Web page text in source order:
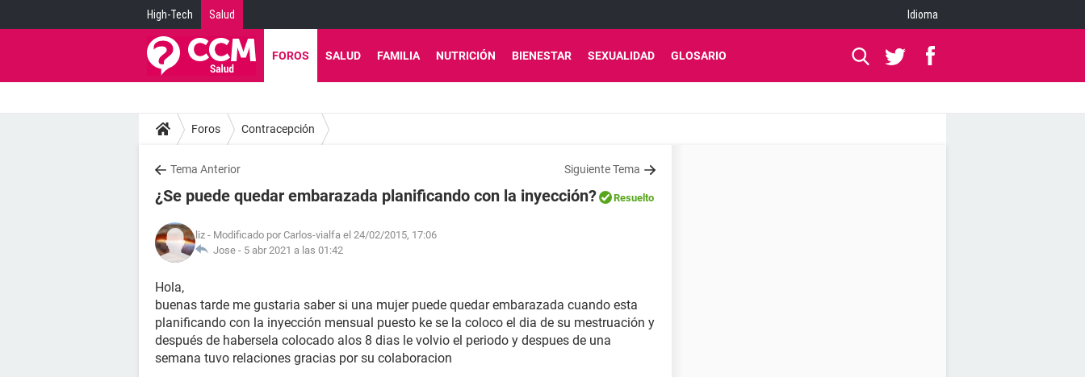
High-Tech Salud Idioma
FOROS SALUD FAMILIA NUTRICIÓN BIENESTAR SEXUALIDAD GLOSARIO
Foros Contracepción
Tema Anterior Siguiente Tema
¿Se puede quedar embarazada planificando con la inyección? Resuelto
liz - Modificado por Carlos-vialfa el 24/02/2015, 17:06
Jose - 5 abr 2021 a las 01:42
Hola,
buenas tarde me gustaria saber si una mujer puede quedar embarazada cuando esta
planificando con la inyección mensual puesto ke se la coloco el dia de su mestruación y
después de habersela colocado alos 8 dias le volvio el periodo y despues de una
semana tuvo relaciones gracias por su colaboracion